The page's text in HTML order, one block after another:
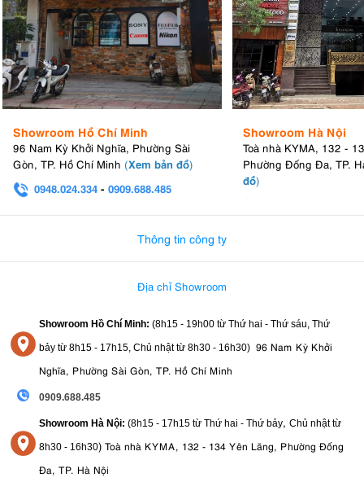
Một trong những lý do khiến K&F Concept K234A0 + Video Head
Hỗ trợ DSLR, mirrorless
Gắn được điện thoại (qua kẹp)
Dùng cho livestream, quay TikTok, YouTube
Phù hợp chụp ảnh du lịch, sản phẩm, chân dung
Chỉ cần một chiếc tripod, bạn có thể đáp ứng gần như mọi nhu cầu
sáng tạo nội dung cơ bản.
5. Ai nên mua K&F Concept K234A0 +
Video Head KF09.115?
Showroom Hồ Chí Minh
96 Nam Kỳ Khởi Nghĩa, Phường Sài
Gòn, TP. Hồ Chí Minh (Xem bản đồ)
0948.024.334 - 0909.688.485
Showroom Hà Nội
Toà nhà KYMA, 132 -
Phường Đống Đa, TP.
đồ)
Thông tin công ty
Địa chỉ Showroom
Showroom Hồ Chí Minh: (8h15 - 19h00 từ Thứ hai - Thứ sáu, Thứ
bảy từ 8h15 - 17h15, Chủ nhật từ 8h30 - 16h30) 96 Nam Kỳ Khởi
Nghĩa, Phường Sài Gòn, TP. Hồ Chí Minh
0909.688.485
Showroom Hà Nội: (8h15 - 17h15 từ Thứ hai - Thứ bảy, Chủ nhật từ
8h30 - 16h30) Toà nhà KYMA, 132 - 134 Yên Lãng, Phường Đống
Đa, TP. Hà Nội